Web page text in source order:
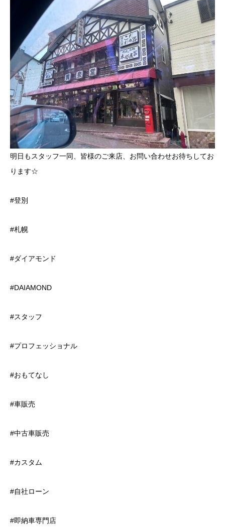
明日もスタッフ一同、皆様のご来店、お問い合わせお待ちしてお
ります☆
#登別
#札幌
#ダイアモンド
#DAIAMOND
#スタッフ
#プロフェッショナル
#おもてなし
#車販売
#中古車販売
#カスタム
#自社ローン
#即納車専門店